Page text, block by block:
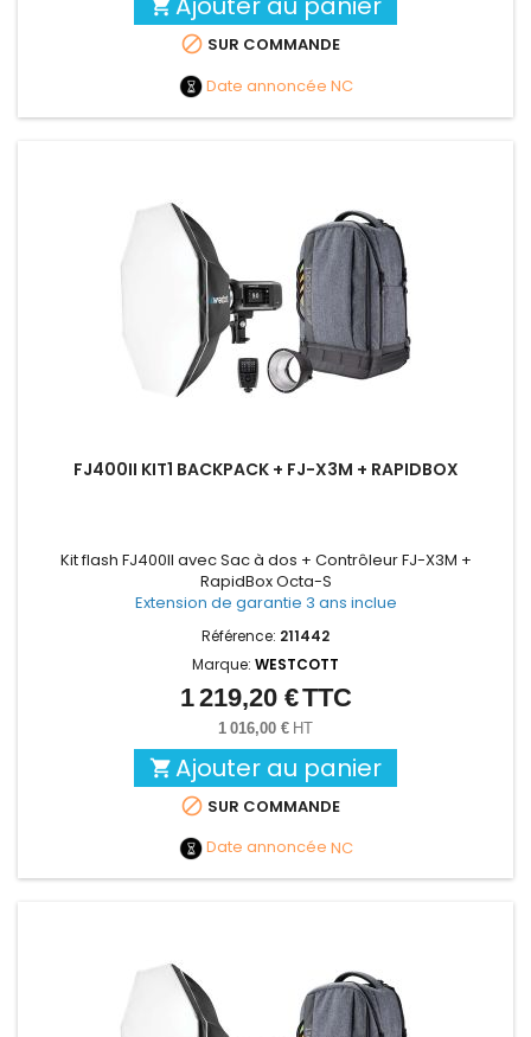

 SUR COMMANDE
Date annoncée NC
FJ400II KIT1 BACKPACK + FJ-X3M + RAPIDBOX
Kit flash FJ400II avec Sac à dos + Contrôleur FJ-X3M +
RapidBox Octa-S
Extension de garantie 3 ans inclue
Référence: 211442
Marque: WESTCOTT
Prix
1 219,20 €TTC
1 016,00 € HT
 Ajouter au panier
 SUR COMMANDE
Date annoncée NC